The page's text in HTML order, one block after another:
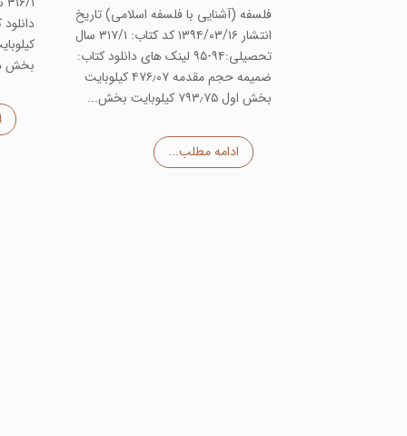
فلسفه (آشنایی با فلسفه اسلامی) تاریخ
انتشار ۱۳۹۴/۰۳/۱۶ کد کتاب: ۳۱۷/۱ سال
تحصیلی:۹۴-۹۵ لینک های دانلود کتاب:
ضمیمه حجم مقدمه ۴۷۶٫۰۷ کیلوبایت
بخش اول ۷۹۳٫۷۵ کیلوبایت بخش...
ادامه مطلب...
بخش دوم ۵۸۰٫۳۳